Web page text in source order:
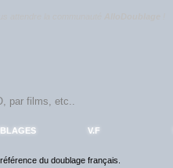
V.F
référence du doublage français.